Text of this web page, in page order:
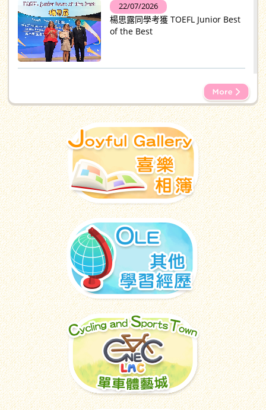
22/07/2026
楊思露同學考獲 TOEFL Junior Best
of the Best
陳瀚霖同學榮獲全港優秀學生殊榮
18/07/2026
全校參觀國家安全展覽廳 加強認識
國家安全
17/07/2026
珍重再見，揚帆啟航
17/07/2026
最後一天上課日：聯歡會與大掃除
圓滿結束
14/07/2026
2025-2026年度升中派位資訊